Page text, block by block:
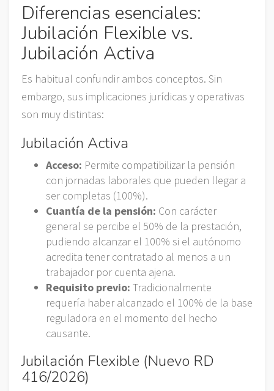
Diferencias esenciales:
Jubilación Flexible vs.
Jubilación Activa
Es habitual confundir ambos conceptos. Sin
embargo, sus implicaciones jurídicas y operativas
son muy distintas:
Jubilación Activa
Acceso: Permite compatibilizar la pensión
con jornadas laborales que pueden llegar a
ser completas (100%).
Cuantía de la pensión: Con carácter
general se percibe el 50% de la prestación,
pudiendo alcanzar el 100% si el autónomo
acredita tener contratado al menos a un
trabajador por cuenta ajena.
Requisito previo: Tradicionalmente
requería haber alcanzado el 100% de la base
reguladora en el momento del hecho
causante.
Jubilación Flexible (Nuevo RD
416/2026)